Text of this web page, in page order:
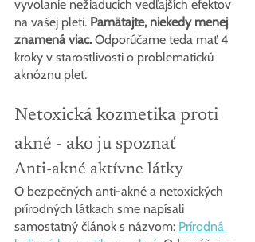
vyvolanie nežiaducich vedľajších efektov
na vašej pleti. Pamätajte, niekedy menej
znamená viac. Odporúčame teda mať 4
kroky v starostlivosti o problematickú
aknóznu pleť.
Netoxická kozmetika proti
akné - ako ju spoznať
Anti-akné aktívne látky
O bezpečných anti-akné a netoxických
prírodných látkach sme napísali
samostatný článok s názvom: Prírodná